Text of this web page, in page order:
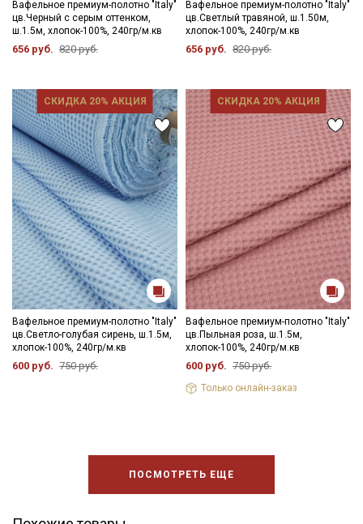
Вафельное премиум-полотно "Italy"
цв.Черный с серым оттенком,
ш.1.5м, хлопок-100%, 240гр/м.кв
656 руб. 820 руб.
Вафельное премиум-полотно "Italy"
цв.Светлый травяной, ш.1.50м,
хлопок-100%, 240гр/м.кв
656 руб. 820 руб.
СКИДКА 20% АКЦИЯ
Вафельное премиум-полотно "Italy"
цв.Светло-голубая сирень, ш.1.5м,
хлопок-100%, 240гр/м.кв
600 руб. 750 руб.
СКИДКА 20% АКЦИЯ
Вафельное премиум-полотно "Italy"
цв.Пыльная роза, ш.1.5м,
хлопок-100%, 240гр/м.кв
600 руб. 750 руб.
Только онлайн-заказ
ПОСМОТРЕТЬ ЕЩЕ
Секретная рассылка от Купава
Мы публикуем здесь дополнительные
Электронная почта
Подписаться
Ознакомлен(а) сПолитикой обработки персональных
данныхи даюСогласие на обработку персональных
данных
ДаюСогласие на получение рекламных и
информационных рассылок